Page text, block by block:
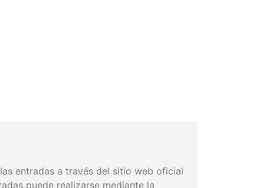
entradas a través del sitio web oficial
puede realizarse mediante la